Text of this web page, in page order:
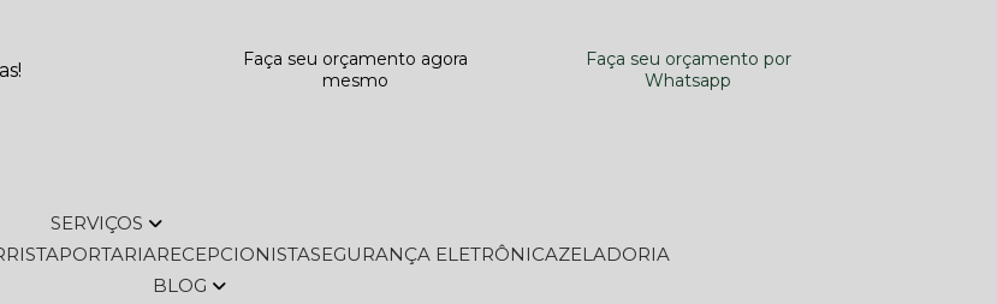
Faça seu orçamento agora
mesmo
Faça seu orçamento por
Whatsapp
SERVIÇOS
PORTARIA RECEPCIONISTA SEGURANÇA ELETRÔNICA
ZELADORIA
BLOG